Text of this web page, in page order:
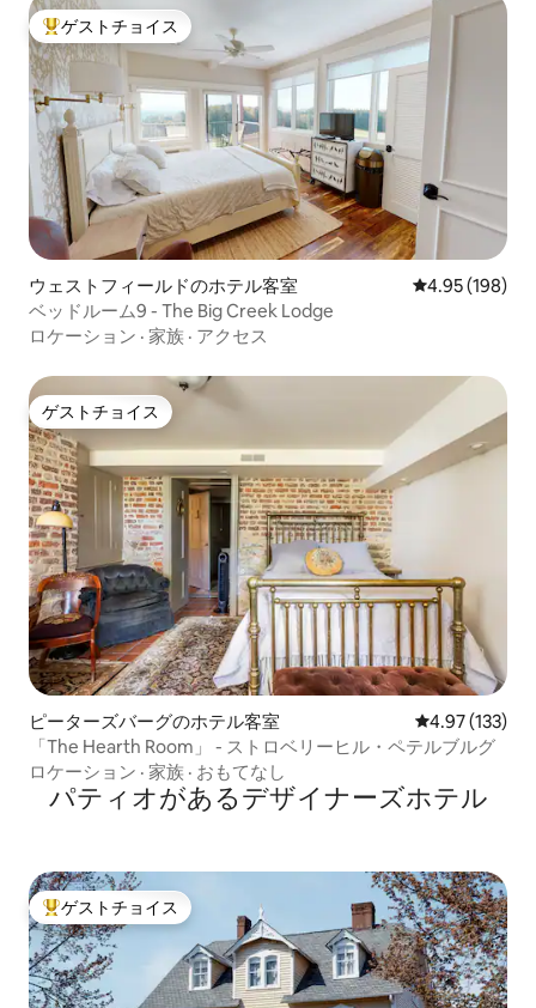
大好評のゲストチョイスです。
ゲストチョイス
ウェストフィールドのホテル客室 レビュー198
4.95 (198)
ベッドルーム9 - The Big Creek Lodge
ロケーション · 家族 · アクセス
ゲストチョイス
ゲストチョイス
ピーターズバーグのホテル客室 レビュー133
4.97 (133)
「The Hearth Room」 - ストロベリーヒル・ペテルブルグ
ロケーション · 家族 · おもてなし
パティオがあるデ⁠ザ⁠イ⁠ナ⁠ー⁠ズホ⁠テ⁠ル
大好評のゲストチョイスです。
ゲストチョイス